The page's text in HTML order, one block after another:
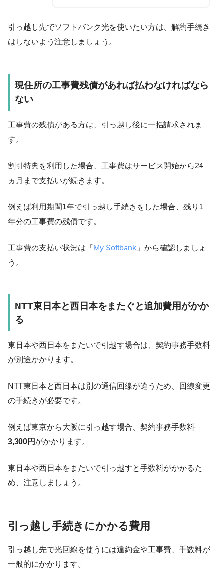
引っ越し先でソフトバンク光を使いたい方は、解約手続き
はしないよう注意しましょう。
現住所の工事費残債があれば払わなければなら
ない
工事費の残債がある方は、引っ越し後に一括請求されま
す。
割引特典を利用した場合、工事費はサービス開始から24
ヵ月 まで支払いが続きます。
例えば利用期間1年で引っ越し手続きをした場合、残り1
年分の工事費の残債です。
工事費の支払い状況は「 My Softbank 」から確認しましょ
う。
NTT東日本と西日本をまたぐと追加費用がかか
る
東日本や西日本をまたいで引越す場合は、契約事務手数料
が別途かかります。
NTT東日本と西日本は別の通信回線が違うため、回線変更
の手続きが必要です。
例えば東京から大阪に引っ越す場合、契約事務手数料
3,300円 がかかります。
東日本や西日本をまたいで引っ越すと手数料がかかるた
め、注意しましょう。
引っ越し手続きにかかる費用
引っ越し先で光回線を使うには違約金や工事費、手数料が
一般的にかかります。